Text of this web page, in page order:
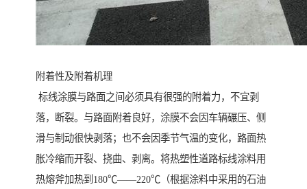
附着性及附着机理
标线涂膜与路面之间必须具有很强的附着力，不宜剥
落，断裂。与路面附着良好，涂膜不会因车辆碾压、侧
滑与制动很快剥落；也不会因季节气温的变化，路面热
胀冷缩而开裂、挠曲、剥离。将热塑性道路标线涂料用
热熔斧加热到180℃——220℃（根据涂料中采用的石油